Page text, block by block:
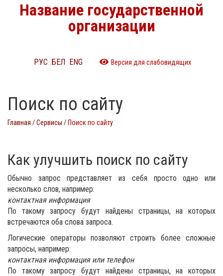
Название государственной
организации
РУС БЕЛ ENG Версия для слабовидящих
Поиск по сайту
Главная /Сервисы / Поиск по сайту
как улучшить поиск по сайту
Обычно запрос представляет из себя просто одно или
несколько слов, например:
контактная информация
По такому запросу будут найдены страницы, на которых
встречаются оба слова запроса.
Логические операторы позволяют строить более сложные
запросы, например:
контактная информация или телефон
По такому запросу будут найдены страницы, на которых